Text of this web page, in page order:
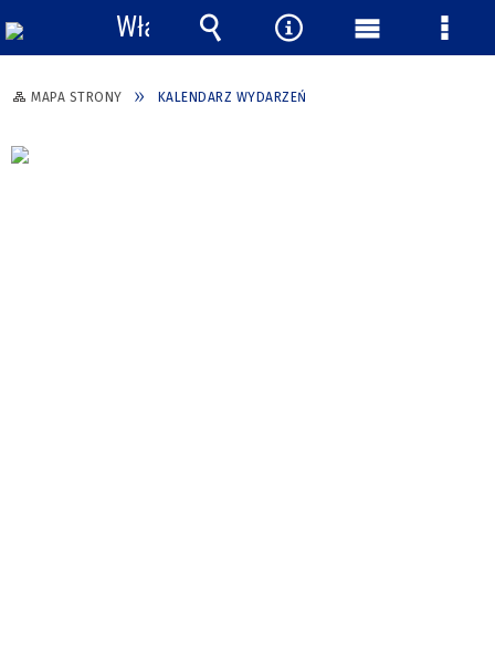
MAPA STRONY KALENDARZ WYDARZEŃ
Włącz
powiadomienia
Wyszukiwarka
Narzędzia
Menu Menu